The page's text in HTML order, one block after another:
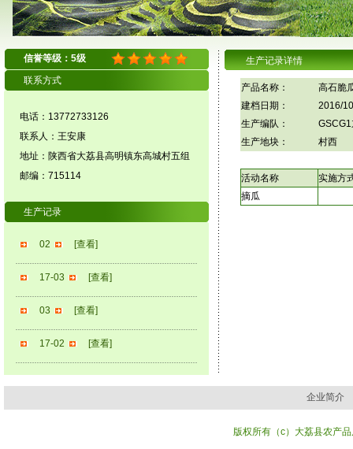
信誉等级：5级
联系方式
电话：13772733126
联系人：王安康
地址：陕西省大荔县高明镇东高城村五组
邮编：715114
生产记录
02 [查看]
17-03 [查看]
03 [查看]
17-02 [查看]
生产记录详情
产品名称：
高石脆
建档日期：
2016/
生产编队：
生产地块：
村西
活动名称
实施方
摘瓜
企业简介
版权所有（c）大荔县农产